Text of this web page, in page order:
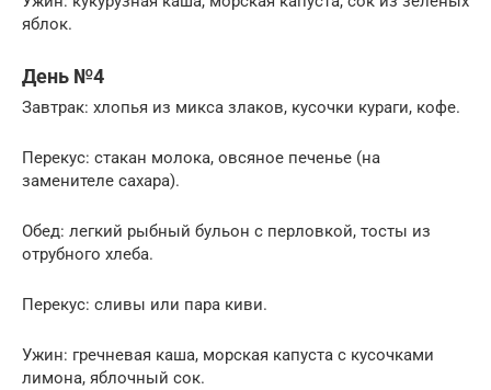
яблок.
День №4
Завтрак: хлопья из микса злаков, кусочки кураги, кофе.
Перекус: стакан молока, овсяное печенье (на
заменителе сахара).
Обед: легкий рыбный бульон с перловкой, тосты из
отрубного хлеба.
Перекус: сливы или пара киви.
Ужин: гречневая каша, морская капуста с кусочками
лимона, яблочный сок.